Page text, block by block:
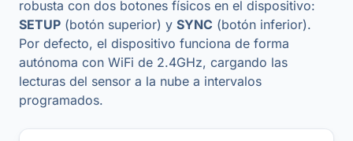
robusta con dos botones físicos en el dispositivo:
SETUP (botón superior) y SYNC (botón inferior).
Por defecto, el dispositivo funciona de forma
autónoma con WiFi de 2.4GHz, cargando las
lecturas del sensor a la nube a intervalos
programados.